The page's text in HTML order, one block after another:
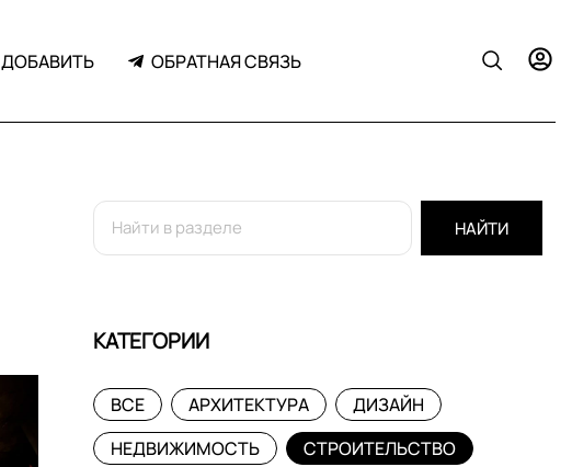
ДОБАВИТЬ ОБРАТНАЯ СВЯЗЬ
НАЙТИ
КАТЕГОРИИ
ВСЕ АРХИТЕКТУРА
ДИЗАЙН
НЕДВИЖИМОСТЬ
СТРОИТЕЛЬСТВО